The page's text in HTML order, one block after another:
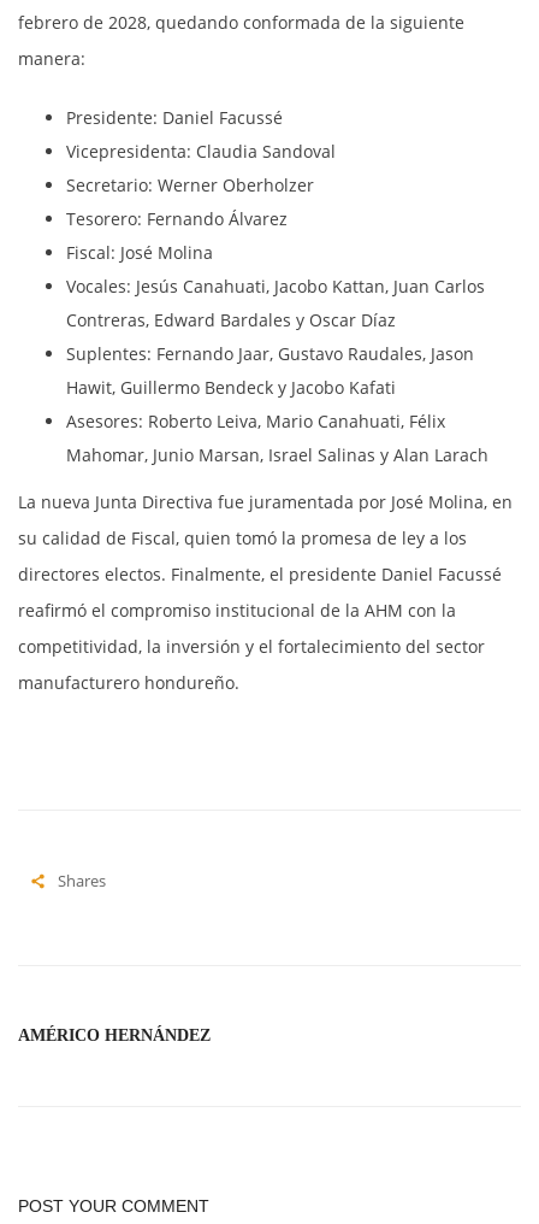
febrero de 2028, quedando conformada de la siguiente
manera:
Presidente: Daniel Facussé
Vicepresidenta: Claudia Sandoval
Secretario: Werner Oberholzer
Tesorero: Fernando Álvarez
Fiscal: José Molina
Vocales: Jesús Canahuati, Jacobo Kattan, Juan Carlos
Contreras, Edward Bardales y Oscar Díaz
Suplentes: Fernando Jaar, Gustavo Raudales, Jason
Hawit, Guillermo Bendeck y Jacobo Kafati
Asesores: Roberto Leiva, Mario Canahuati, Félix
Mahomar, Junio Marsan, Israel Salinas y Alan Larach
La nueva Junta Directiva fue juramentada por José Molina, en
su calidad de Fiscal, quien tomó la promesa de ley a los
directores electos. Finalmente, el presidente Daniel Facussé
reafirmó el compromiso institucional de la AHM con la
competitividad, la inversión y el fortalecimiento del sector
manufacturero hondureño.
Shares
AMÉRICO HERNÁNDEZ
POST YOUR COMMENT